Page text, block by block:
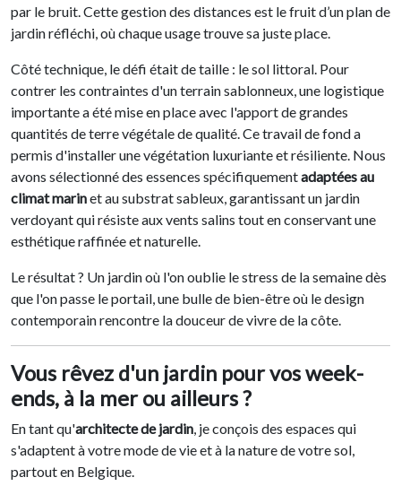
par le bruit. Cette gestion des distances est le fruit d’un plan de
jardin réfléchi, où chaque usage trouve sa juste place.
Côté technique, le défi était de taille : le sol littoral. Pour
contrer les contraintes d'un terrain sablonneux, une logistique
importante a été mise en place avec l'apport de grandes
quantités de terre végétale de qualité. Ce travail de fond a
permis d'installer une végétation luxuriante et résiliente. Nous
avons sélectionné des essences spécifiquementadaptées au
climat marinet au substrat sableux, garantissant un jardin
verdoyant qui résiste aux vents salins tout en conservant une
esthétique raffinée et naturelle.
Le résultat ? Un jardin où l'on oublie le stress de la semaine dès
que l'on passe le portail, une bulle de bien-être où le design
contemporain rencontre la douceur de vivre de la côte.
Vous rêvez d'un jardin pour vos week-
ends, à la mer ou ailleurs ?
En tant qu'architecte de jardin, je conçois des espaces qui
s'adaptent à votre mode de vie et à la nature de votre sol,
partout en Belgique.